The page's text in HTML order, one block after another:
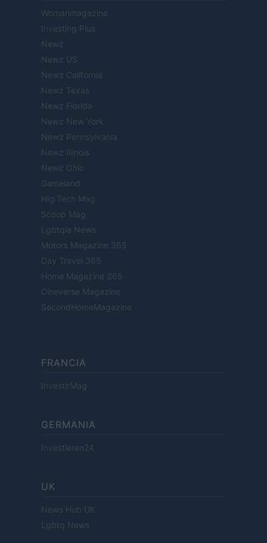
Womanmagazine
Investing Plus
Newz
Newz US
Newz California
Newz Texas
Newz Florida
Newz New York
Newz Pennsylvania
Newz Illinois
Newz Ohio
Gameland
Hig Tech Mag
Scoop Mag
Lgbtqia News
Motors Magazine 365
Day Travel 365
Home Magazine 365
Cineverse Magazine
SecondHomeMagazine
FRANCIA
InvestirMag
GERMANIA
Investieren24
UK
News Hub UK
Lgbtq News